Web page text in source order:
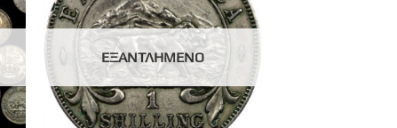
ΕΞΑΝΤΛΗΜΈΝΟ